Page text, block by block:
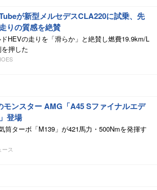
が新型メルセデスCLA220に試乗、先
りの質感を絶賛
HEVの走りを「滑らか」と絶賛し燃費19.9km/L
押した
モンスター AMG「A45 Sファイナルエデ
登場
筒ターボ「M139」が421馬力・500Nmを発揮す
ース